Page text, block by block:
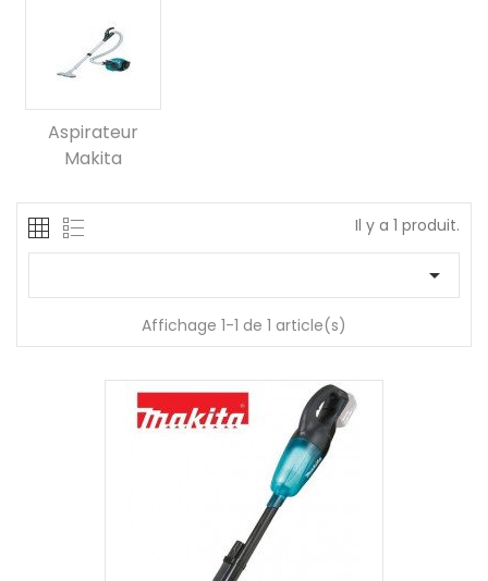
Aspirateur
Makita
Il y a 1 produit.

Affichage 1-1 de 1 article(s)